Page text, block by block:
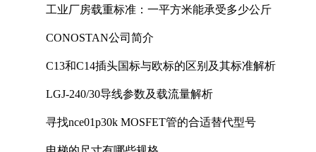
工业厂房载重标准：一平方米能承受多少公斤
CONOSTAN公司简介
C13和C14插头国标与欧标的区别及其标准解析
LGJ-240/30导线参数及载流量解析
寻找nce01p30k MOSFET管的合适替代型号